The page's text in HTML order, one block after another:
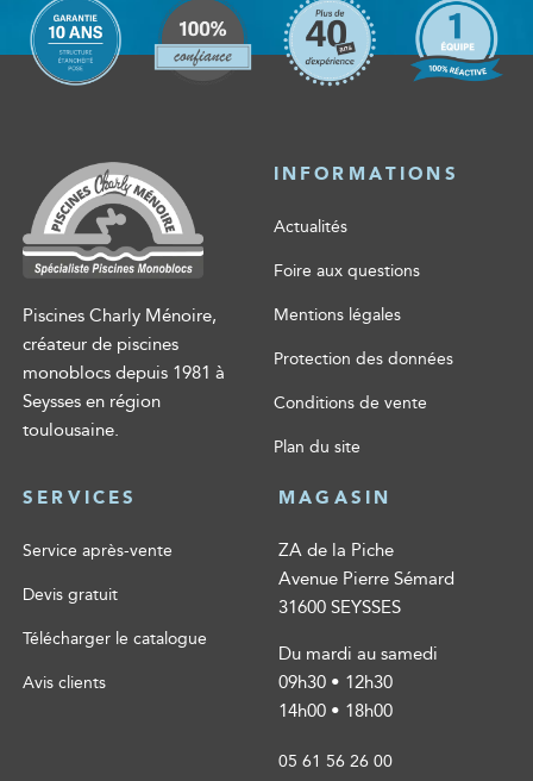
Piscines Charly Ménoire,
créateur de piscines
monoblocs depuis 1981 à
Seysses en région
toulousaine.
INFORMATIONS
Actualités
Foire aux questions
Mentions légales
Protection des données
Conditions de vente
Plan du site
SERVICES
Service après-vente
Devis gratuit
Télécharger le catalogue
Avis clients
MAGASIN
ZA de la Piche
Avenue Pierre Sémard
31600 SEYSSES
Du mardi au samedi
09h30 • 12h30
14h00 • 18h00
05 61 56 26 00